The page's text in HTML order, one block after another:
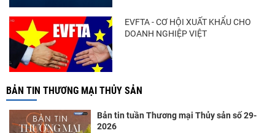
EVFTA - CƠ HỘI XUẤT KHẨU CHO
DOANH NGHIỆP VIỆT
BẢN TIN THƯƠNG MẠI THỦY SẢN
Bản tin tuần Thương mại Thủy sản số 29-
2026